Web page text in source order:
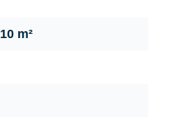
10 m²